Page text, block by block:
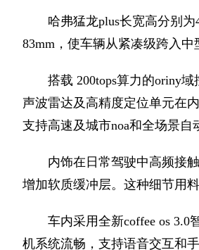
哈弗猛龙plus长宽高分别为
83mm，使车辆从紧凑级跨入
搭载 200tops算力的oriny
声波雷达及高精度定位单元在
支持高速及城市noa和全场景自
内饰在日常驾驶中高频接
增加软质缓冲层。这种细节用
车内采用全新coffee os 3.0
机系统流畅，支持语音交互和